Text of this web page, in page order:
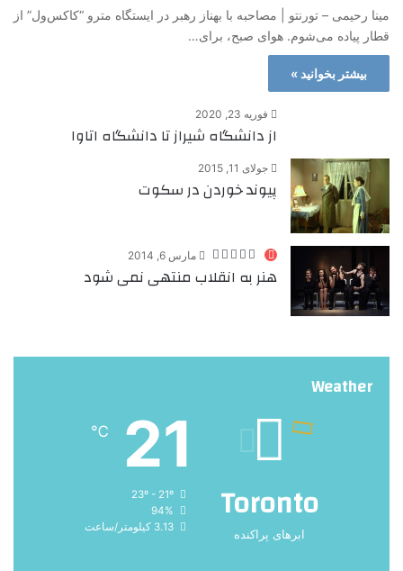
مینا رحیمی – تورنتو | مصاحبه با بهناز رهبر در ایستگاه مترو “کاکس‌ول” از
قطار پیاده می‌شوم. هوای صبح، برای…
بیشتر بخوانید »
فوریه 23, 2020
از دانشگاه شیراز تا دانشگاه اتاوا
جولای 11, 2015
پیوند خوردن در سکوت
مارس 6, 2014
هنر به انقلاب منتهی نمی شود
Weather
Toronto
ابرهای پراکنده
21
℃
94%
3.13 کیلومتر/ساعت